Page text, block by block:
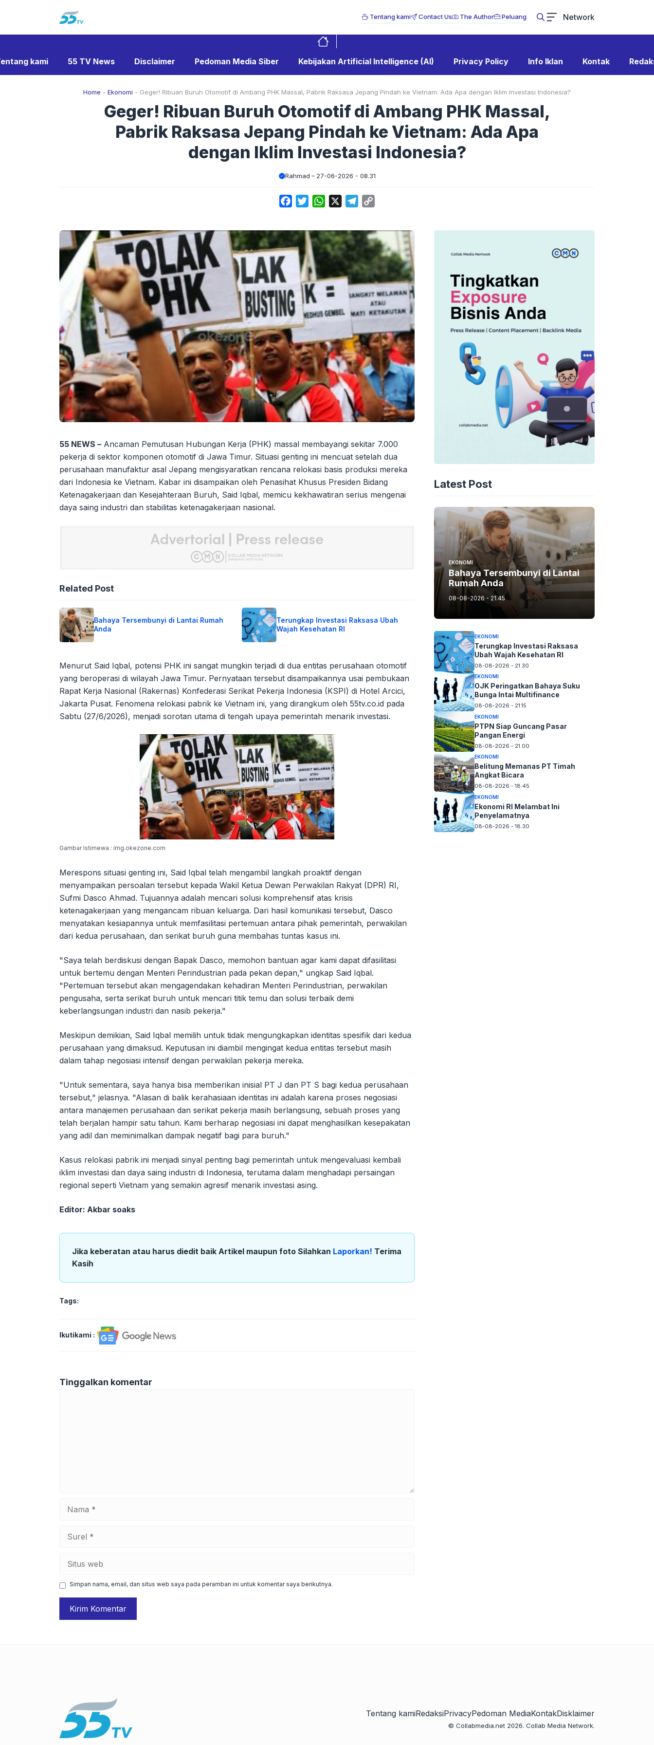
Tentang kami Contact Us The Author Peluang Network
kami 55 TV News Disclaimer Pedoman Media Siber Kebijakan Artificial Intelligence (AI) Privacy Policy Info Iklan Kontak
Home - Ekonomi - Geger! Ribuan Buruh Otomotif di Ambang PHK Massal, Pabrik Raksasa Jepang Pindah ke Vietnam: Ada Apa dengan Iklim Investasi Indonesia?
Geger! Ribuan Buruh Otomotif di Ambang PHK Massal,
Pabrik Raksasa Jepang Pindah ke Vietnam: Ada Apa
dengan Iklim Investasi Indonesia?
Rahmad 27-06-2026 - 08.31
FacebookTwitterWhatsApp Telegram
55 NEWS – Ancaman Pemutusan Hubungan Kerja (PHK) massal membayangi sekitar 7.000
pekerja di sektor komponen otomotif di Jawa Timur. Situasi genting ini mencuat setelah dua
perusahaan manufaktur asal Jepang mengisyaratkan rencana relokasi basis produksi mereka
dari Indonesia ke Vietnam. Kabar ini disampaikan oleh Penasihat Khusus Presiden Bidang
Ketenagakerjaan dan Kesejahteraan Buruh, Said Iqbal, memicu kekhawatiran serius mengenai
daya saing industri dan stabilitas ketenagakerjaan nasional.
Related Post
Bahaya Tersembunyi di Lantai Rumah
Anda
Terungkap Investasi Raksasa Ubah
Wajah Kesehatan RI
Menurut Said Iqbal, potensi PHK ini sangat mungkin terjadi di dua entitas perusahaan otomotif
yang beroperasi di wilayah Jawa Timur. Pernyataan tersebut disampaikannya usai pembukaan
Rapat Kerja Nasional (Rakernas) Konfederasi Serikat Pekerja Indonesia (KSPI) di Hotel Arcici,
Jakarta Pusat. Fenomena relokasi pabrik ke Vietnam ini, yang dirangkum oleh 55tv.co.id pada
Sabtu (27/6/2026), menjadi sorotan utama di tengah upaya pemerintah menarik investasi.
Gambar Istimewa : img.okezone.com
Merespons situasi genting ini, Said Iqbal telah mengambil langkah proaktif dengan
menyampaikan persoalan tersebut kepada Wakil Ketua Dewan Perwakilan Rakyat (DPR) RI,
Sufmi Dasco Ahmad. Tujuannya adalah mencari solusi komprehensif atas krisis
ketenagakerjaan yang mengancam ribuan keluarga. Dari hasil komunikasi tersebut, Dasco
menyatakan kesiapannya untuk memfasilitasi pertemuan antara pihak pemerintah, perwakilan
dari kedua perusahaan, dan serikat buruh guna membahas tuntas kasus ini.
"Saya telah berdiskusi dengan Bapak Dasco, memohon bantuan agar kami dapat difasilitasi
untuk bertemu dengan Menteri Perindustrian pada pekan depan," ungkap Said Iqbal.
"Pertemuan tersebut akan mengagendakan kehadiran Menteri Perindustrian, perwakilan
pengusaha, serta serikat buruh untuk mencari titik temu dan solusi terbaik demi
keberlangsungan industri dan nasib pekerja."
Meskipun demikian, Said Iqbal memilih untuk tidak mengungkapkan identitas spesifik dari kedua
perusahaan yang dimaksud. Keputusan ini diambil mengingat kedua entitas tersebut masih
dalam tahap negosiasi intensif dengan perwakilan pekerja mereka.
"Untuk sementara, saya hanya bisa memberikan inisial PT J dan PT S bagi kedua perusahaan
tersebut," jelasnya. "Alasan di balik kerahasiaan identitas ini adalah karena proses negosiasi
antara manajemen perusahaan dan serikat pekerja masih berlangsung, sebuah proses yang
telah berjalan hampir satu tahun. Kami berharap negosiasi ini dapat menghasilkan kesepakatan
yang adil dan meminimalkan dampak negatif bagi para buruh."
Kasus relokasi pabrik ini menjadi sinyal penting bagi pemerintah untuk mengevaluasi kembali
iklim investasi dan daya saing industri di Indonesia, terutama dalam menghadapi persaingan
regional seperti Vietnam yang semakin agresif menarik investasi asing.
Editor: Akbar soaks
Jika keberatan atau harus diedit baik Artikel maupun foto Silahkan Laporkan! Terima
Kasih
Tags:
Ikutikami :
Tinggalkan komentar
web
Simpan nama, email, dan situs web saya pada peramban ini untuk komentar saya berikutnya.
Latest Post
EKONOMI
Bahaya Tersembunyi di Lantai
Rumah Anda
08-08-2026 - 21.45
EKONOMI
Terungkap Investasi Raksasa
Ubah Wajah Kesehatan RI
08-08-2026 - 21.30
EKONOMI
OJK Peringatkan Bahaya Suku
Bunga Intai Multifinance
08-08-2026 - 21.15
EKONOMI
PTPN Siap Guncang Pasar
Pangan Energi
08-08-2026 - 21.00
EKONOMI
Belitung Memanas PT Timah
Angkat Bicara
08-08-2026 - 18.45
EKONOMI
Ekonomi RI Melambat Ini
Penyelamatnya
08-08-2026 - 18.30
Tentang kamiRedaksiPrivacyPedoman MediaKontakDisklaimer
© Collabmedia.net 2026. Collab Media Network.